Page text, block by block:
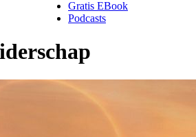
Gratis EBook
Podcasts